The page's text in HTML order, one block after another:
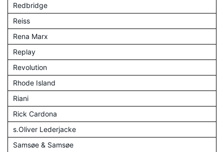
Redbridge
Reiss
Rena Marx
Replay
Revolution
Rhode Island
Riani
Rick Cardona
s.Oliver Lederjacke
Samsøe & Samsøe